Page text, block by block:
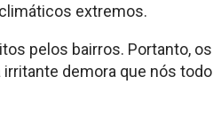
extremos.
pelos bairros. Portanto,
demora que nós